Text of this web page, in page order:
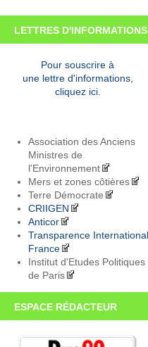
LETTRES D'INFORMATIONS
Pour souscrire à
une lettre d'informations,
cliquez ici.
Association des Anciens
Ministres de
l'Environnement
Mers et zones côtières
Terre Démocrate
CRIIGEN
Anticor
Transparence International
France
Institut d'Etudes Politiques
de Paris
ESPACE RÉDACTEUR